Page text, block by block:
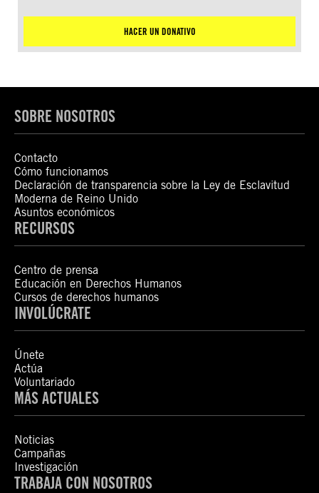
HACER UN DONATIVO
SOBRE NOSOTROS
Contacto
Cómo funcionamos
Declaración de transparencia sobre la Ley de Esclavitud
Moderna de Reino Unido
Asuntos económicos
RECURSOS
Centro de prensa
Educación en Derechos Humanos
Cursos de derechos humanos
INVOLÚCRATE
Únete
Actúa
Voluntariado
MÁS ACTUALES
Noticias
Campañas
Investigación
TRABAJA CON NOSOTROS